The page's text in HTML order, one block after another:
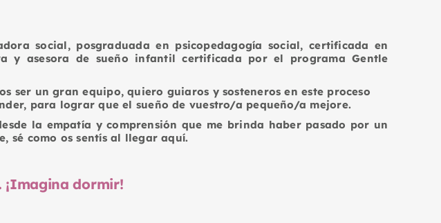
social, posgraduada en psicopedagogía social, certificada en
y asesora de sueño infantil certificada por el programa Gentle
ser un gran equipo, quiero guiaros y sosteneros en este proceso
para lograr que el sueño de vuestro/a pequeño/a mejore.
la empatía y comprensión que me brinda haber pasado por un
sé como os sentís al llegar aquí.
¡Imagina dormir!